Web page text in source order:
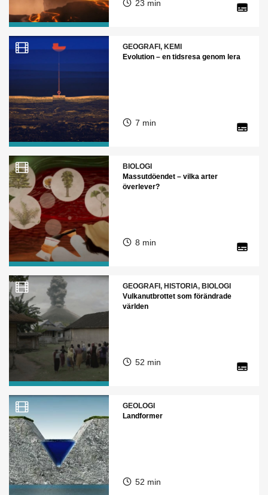
23 min
GEOGRAFI, KEMI
Evolution – en tidsresa genom lera
7 min
BIOLOGI
Massutdöendet – vilka arter
överlever?
8 min
GEOGRAFI, HISTORIA, BIOLOGI
Vulkanutbrottet som förändrade
världen
52 min
GEOLOGI
Landformer
52 min